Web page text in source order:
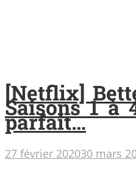
[Netflix]
Saisons 1
parfait…
27 février 202030 mars